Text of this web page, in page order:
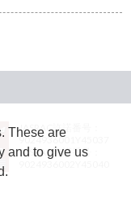
JASRAC許諾番号：
9024936001Y45037
JASRAC許諾番号：
These are
and to give us